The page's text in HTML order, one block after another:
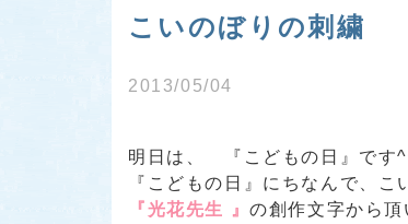
こいのぼりの刺繍
2013/05/04
明日は、 『こどもの日』 です
『こどもの日』 にちなんで、こ
『光花先生 』の創作文字から頂